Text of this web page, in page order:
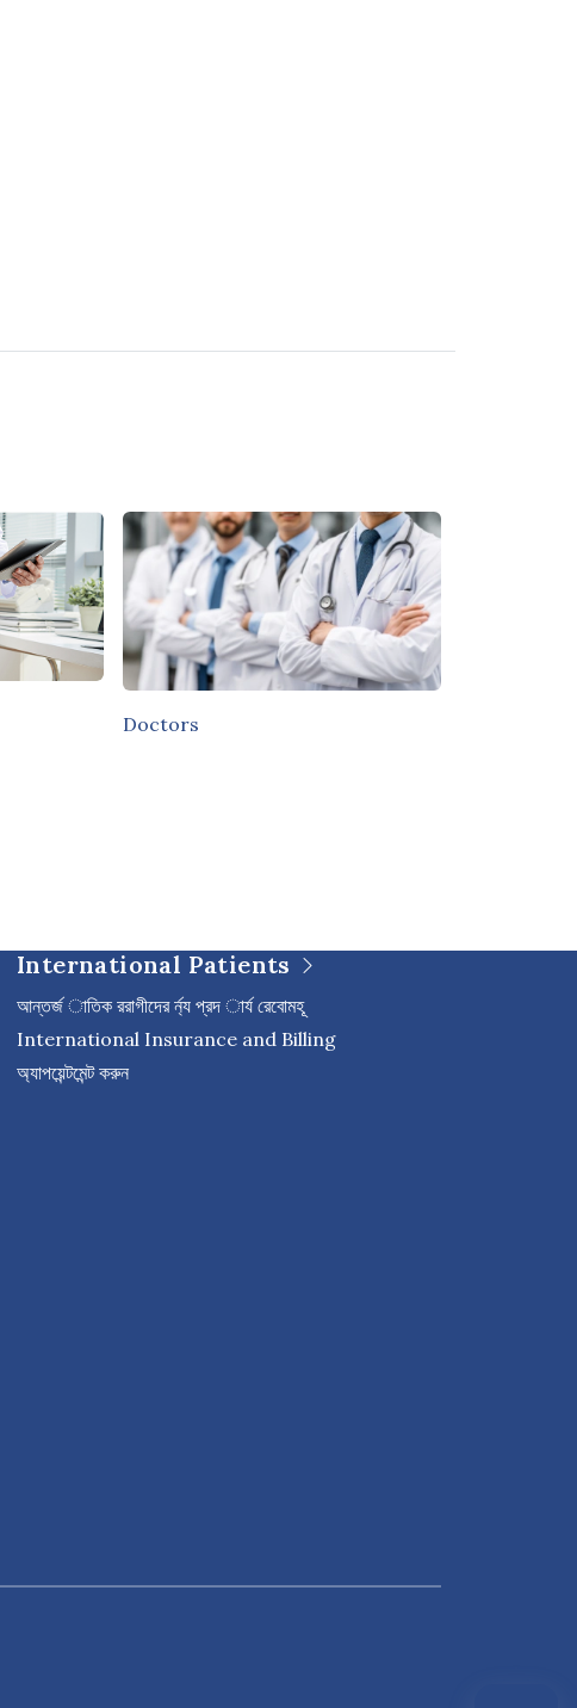
Doctors
International Patients
আন্তর্জ াতিক ররাগীদের র্ন্য প্রদ ার্য রেবােমহূ
International Insurance and Billing
অ্যাপয়েন্টমেন্ট করুন